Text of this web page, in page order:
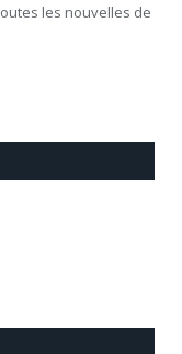
les nouvelles de